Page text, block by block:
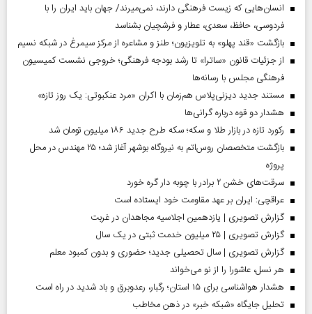
انسان‌هایی که زیست فرهنگی دارند، نمی‌میرند/ جهان باید ایران را با
فردوسی، حافظ، سعدی، عطار و فرشچیان بشناسد
بازگشت «قند پهلو» به تلویزیون؛ طنز و مشاعره از مرکز سیمرغ در شبکه نسیم
از جزئیات قانون «ساترا» تا رشد بودجه فرهنگی؛ خروجی نشست کمیسیون
فرهنگی مجلس با رسانه‌ها
مستند جدید دیزنی‌پلاس هم‌زمان با اکران «مرد عنکبوتی: یک روز تازه»
هشدار دو قوه درباره گرانی‌ها
رکورد تازه در بازار طلا و سکه؛ سکه طرح جدید ۱۸۶ میلیون تومان شد
بازگشت متخصصان روس‌اتم به نیروگاه بوشهر آغاز شد؛ ۲۵ مهندس در محل
پروژه
سرقت‌های خشن ۲ برادر با چوبه دار گره خورد
عراقچی: ایران بر عهد مقاومت خود ایستاده است
گزارش تصویری | یازدهمین اجلاسیه مجاهدان در غربت
گزارش تصویری | ۲۵ میلیون خدمت ثبتی در یک سال
گزارش تصویری | سال تحصیلی جدید؛ حضوری و بدون کمبود معلم
هر نسل، عاشورا را از نو می‌خواند
هشدار هواشناسی برای ۱۵ استان؛ رگبار، رعدوبرق و باد شدید در راه است
تحلیل جایگاه «شبکه خبر» در ذهن مخاطب